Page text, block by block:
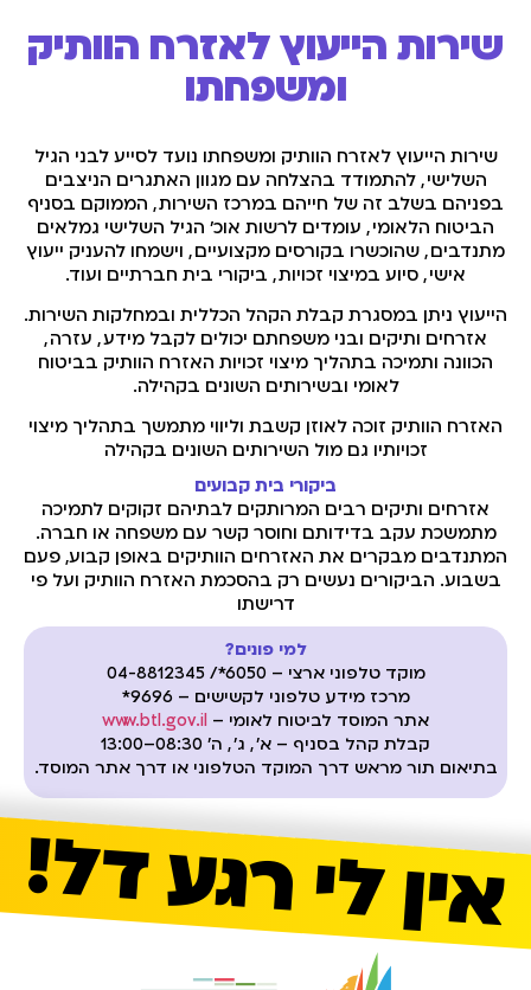
שירות הייעוץ לאזרח הוותיק
ומשפחתו
שירות הייעוץ לאזרח הוותיק ומשפחתו נועד לסייע לבני הגיל
השלישי, להתמודד בהצלחה עם מגוון האתגרים הניצבים
בפניהם בשלב זה של חייהם במרכז השירות, הממוקם בסניף
הביטוח הלאומי, עומדים לרשות אוכ' הגיל השלישי גמלאים
מתנדבים, שהוכשרו בקורסים מקצועיים, וישמחו להעניק ייעוץ
אישי, סיוע במיצוי זכויות, ביקורי בית חברתיים ועוד.
הייעוץ ניתן במסגרת קבלת הקהל הכללית ובמחלקות השירות.
אזרחים ותיקים ובני משפחתם יכולים לקבל מידע, עזרה,
הכוונה ותמיכה בתהליך מיצוי זכויות האזרח הוותיק בביטוח
לאומי ובשירותים השונים בקהילה.
האזרח הוותיק זוכה לאוזן קשבת וליווי מתמשך בתהליך מיצוי
זכויותיו גם מול השירותים השונים בקהילה
ביקורי בית קבועים
אזרחים ותיקים רבים המרותקים לבתיהם זקוקים לתמיכה
מתמשכת עקב בדידותם וחוסר קשר עם משפחה או חברה.
המתנדבים מבקרים את האזרחים הוותיקים באופן קבוע, פעם
בשבוע. הביקורים נעשים רק בהסכמת האזרח הוותיק ועל פי
דרישתו
למי פונים?
מוקד טלפוני ארצי – 6050*/ 04-8812345
מרכז מידע טלפוני לקשישים – 9696*
אתר המוסד לביטוח לאומי – www.bt l.go v.il
קבלת קהל בסניף – א', ג', ה' 08:30–13:00
בתיאום תור מראש דרך המוקד הטלפוני או דרך אתר המוסד.
אין לי רגע דל!